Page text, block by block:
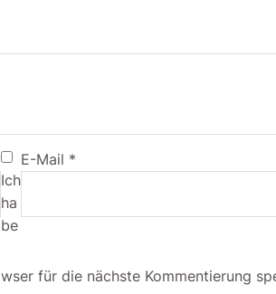
E-Mail *
Ich
ha
be
für die nächste Kommentierung